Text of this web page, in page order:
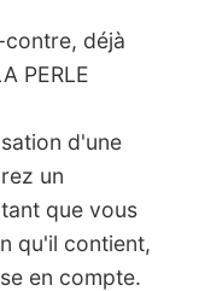
contre, déjà
PERLE
d'une
un
que vous
qu'il contient,
en compte.